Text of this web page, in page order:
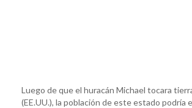
Luego de que el huracán Michael tocara
(EE.UU.), la población de este estado podría